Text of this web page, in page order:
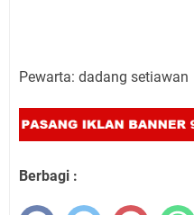
Pewarta: dadang setiawan
Berbagi :